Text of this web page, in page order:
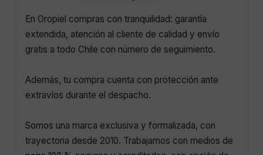
En Oropiel compras con tranquilidad: garantía
extendida, atención al cliente de calidad y envío
gratis a todo Chile con número de seguimiento.
Además, tu compra cuenta con protección ante
extravíos durante el despacho.
Somos una marca exclusiva y formalizada, con
trayectoria desde 2010. Trabajamos con medios de